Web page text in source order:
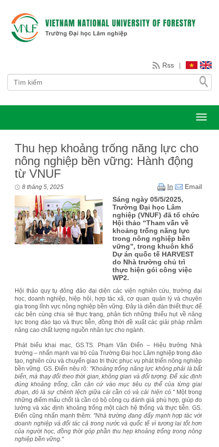
Rss |
Thu hẹp khoảng trống năng lực cho
nông nghiệp bền vững: Hành động
từ VNUF
8 tháng 5, 2025 In
Email
Sáng ngày 05/5/2025,
Trường Đại học Lâm
nghiệp (VNUF) đã tổ chức
Hội thảo “Tham vấn về
khoảng trống năng lực
trong nông nghiệp bền
vững”, trong khuôn khổ
Dự án quốc tế HARVEST
do Nhà trường chủ trì
thực hiện gói công việc
WP2.
Hội thảo quy tụ đông đảo đại diện các viện nghiên cứu, trường đại
học, doanh nghiệp, hiệp hội, hợp tác xã, cơ quan quản lý và chuyên
gia trong lĩnh vực nông nghiệp bền vững. Đây là diễn đàn thiết thực để
các bên cùng chia sẻ thực trạng, phân tích những thiếu hụt về năng
lực trong đào tạo và thực tiễn, đồng thời đề xuất các giải pháp nhằm
nâng cao chất lượng nguồn nhân lực cho ngành.
Phát biểu khai mạc, GS.TS. Phạm Văn Điển – Hiệu trưởng Nhà
trường – nhấn mạnh vai trò của Trường Đại học Lâm nghiệp trong đào
tạo, nghiên cứu và chuyển giao tri thức phục vụ phát triển nông nghiệp
bền vững. GS. Điển nêu rõ: "Khoảng trống năng lực không phải là bất
biến, mà thay đổi theo thời gian, không gian và đối tượng. Để xác định
đúng khoảng trống, cần căn cứ vào mục tiêu cụ thể của từng giai
đoạn, đó là sự chênh lệch giữa cái cần có và cái hiện có."Một trong
những điểm mấu chốt là cần có bộ công cụ đánh giá phù hợp, giúp đo
lường và xác định khoảng trống một cách hệ thống và thực tiễn. GS.
Điển cũng nhấn mạnh thêm: "Nhà trường đang đẩy mạnh hợp tác với
doanh nghiệp và đối tác cả trong nước và quốc tế vì tương lai tốt hơn
của người học, đồng thời góp phần thu hẹp khoảng trống trong nông
nghiệp bền vững."